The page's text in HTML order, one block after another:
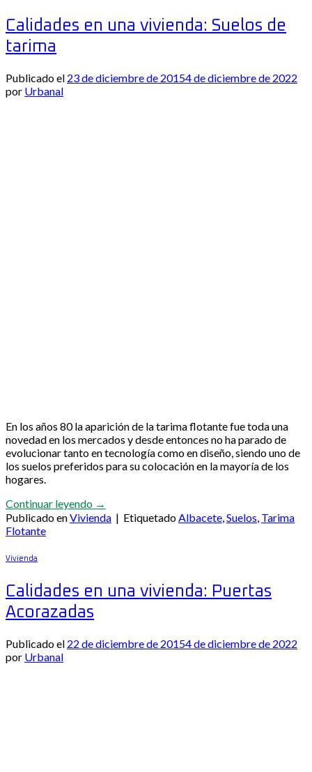
Calidades en una vivienda: Suelos de
tarima
Publicado el 23 de diciembre de 20154 de diciembre de 2022
por Urbanal
En los años 80 la aparición de la tarima flotante fue toda una
novedad en los mercados y desde entonces no ha parado de
evolucionar tanto en tecnología como en diseño, siendo uno de
los suelos preferidos para su colocación en la mayoría de los
hogares.
Continuar leyendo →
Publicado enVivienda | Etiquetado Albacete Suelos Tarima
Flotante
Vivienda
Calidades en una vivienda: Puertas
Acorazadas
Publicado el 22 de diciembre de 20154 de diciembre de 2022
por Urbanal